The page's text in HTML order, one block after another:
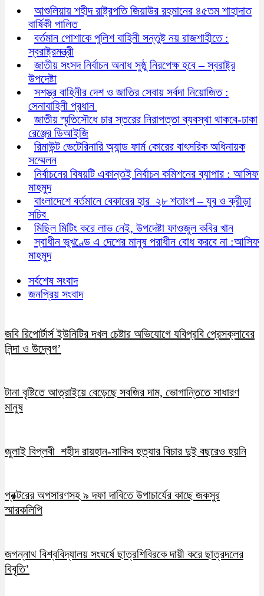
আশুলিয়ায় শহীদ রাষ্ট্রপতি জিয়াউর রহমানের ৪৫তম শাহাদাত
বার্ষিকী পালিত
বর্তমান পোশাকে পুলিশ বাহিনী সন্তুষ্ট নয় রাজশাহীতে :
স্বরাষ্ট্রমন্ত্রী
জাতীয় সংসদ নির্বাচন অনাধ সুষ্ঠু নিরপেক্ষ হবে – স্বরাষ্ট্র
উপদেষ্টা
সশস্ত্র বাহিনীর দেশ ও জাতির সেবায় সর্বদা নিয়োজিত :
সেনাবাহিনী প্রধান
জাতীয় স্মৃতিসৌধে চার স্তরের নিরাপত্তা ব্যবস্থা থাকবে-ঢাকা
রেঞ্জের ডিআইজি
রিমাউন্ট ভেটেরিনারি অ্যান্ড ফার্ম কোরের বাৎসরিক অধিনায়ক
সম্মেলন
নির্বাচনের বিষয়টি একান্তই নির্বাচন কমিশনের ব্যাপার : আসিফ
মাহমুদ
বাংলাদেশে বর্তমানে বেকারের হার ২৮ শতাংশ – যুব ও ক্রীড়া
সচিব
মিছিল মিটিং করে লাভ নেই, উপদেষ্টা ফাওজুল কবির খান
স্বাধীন ভূখণ্ডে এ দেশের মানুষ পরাধীন বোধ করবে না :আসিফ
মাহমুদ
সর্বশেষ সংবাদ
জনপ্রিয় সংবাদ
জবি রিপোর্টার্স ইউনিটির দখল চেষ্টার অভিযোগে যবিপ্রবি প্রেসক্লাবের
নিন্দা ও উদ্বেগ’
টানা বৃষ্টিতে আত্রাইয়ে বেড়েছে সবজির দাম, ভোগান্তিতে সাধারণ
মানুষ
জুলাই বিপ্লবী শহীদ রায়হান-সাকিব হত্যার বিচার দুই বছরেও হয়নি
প্রক্টরের অপসারণসহ ৯ দফা দাবিতে উপাচার্যের কাছে জকসুর
স্মারকলিপি
জগন্নাথ বিশ্ববিদ্যালয় সংঘর্ষে ছাত্রশিবিরকে দায়ী করে ছাত্রদলের
বিবৃতি’